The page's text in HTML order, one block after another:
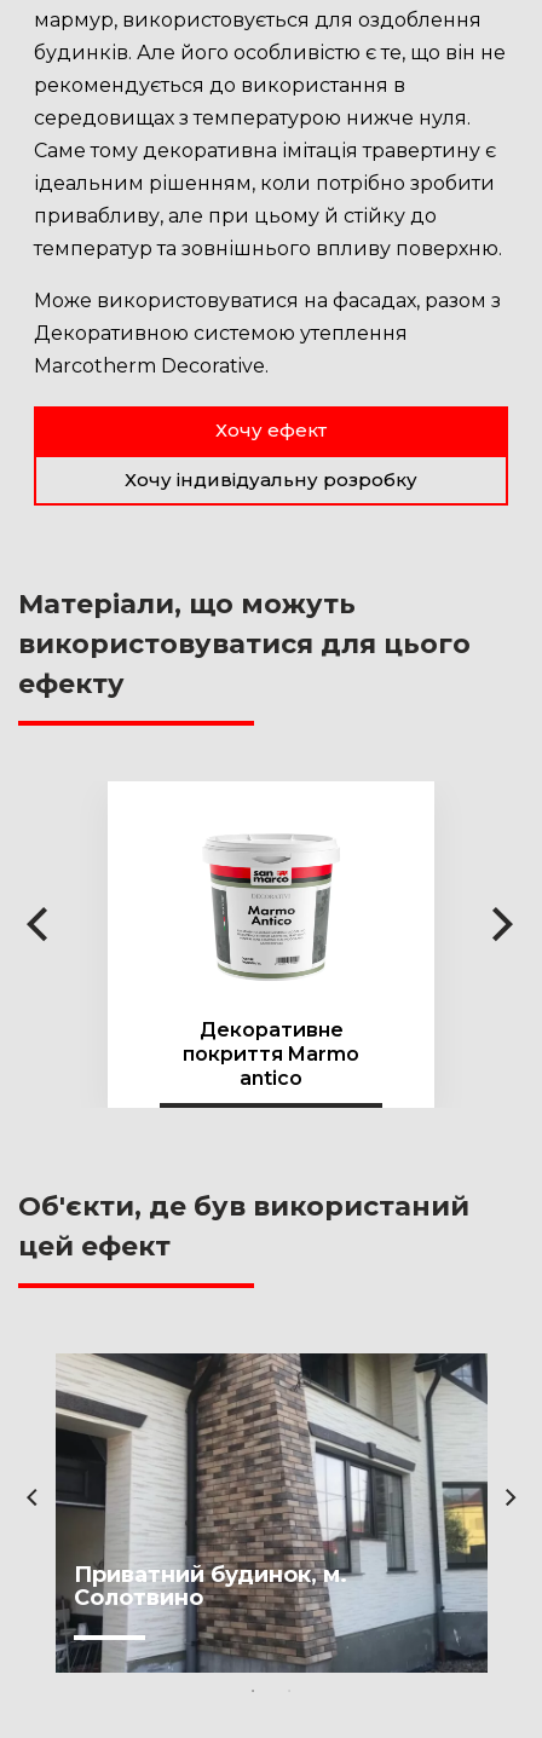
мармур, використовується для оздоблення
будинків. Але його особливістю є те, що він не
рекомендується до використання в
середовищах з температурою нижче нуля.
Саме тому декоративна імітація травертину є
ідеальним рішенням, коли потрібно зробити
привабливу, але при цьому й стійку до
температур та зовнішнього впливу поверхню.
Може використовуватися на фасадах, разом з
Декоративною системою утеплення
Marcotherm Decorative.
Хочу ефект
Хочу індивідуальну розробку
Матеріали, що можуть
використовуватися для цього
ефекту
Декоративне
покриття Marmo
antico
Об'єкти, де був використаний
цей ефект
Приватний будинок, м.
Солотвино